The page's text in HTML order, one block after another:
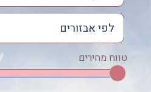
לפי אבזורים
אירוודה
אישור טווח מחירים